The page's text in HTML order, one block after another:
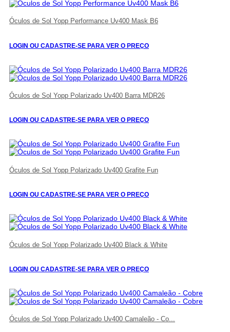
Óculos de Sol Yopp Performance Uv400 Mask B6
LOGIN OU CADASTRE-SE PARA VER O PREÇO
Óculos de Sol Yopp Polarizado Uv400 Barra MDR26
LOGIN OU CADASTRE-SE PARA VER O PREÇO
Óculos de Sol Yopp Polarizado Uv400 Grafite Fun
LOGIN OU CADASTRE-SE PARA VER O PREÇO
Óculos de Sol Yopp Polarizado Uv400 Black & White
LOGIN OU CADASTRE-SE PARA VER O PREÇO
Óculos de Sol Yopp Polarizado Uv400 Camaleão - Co...